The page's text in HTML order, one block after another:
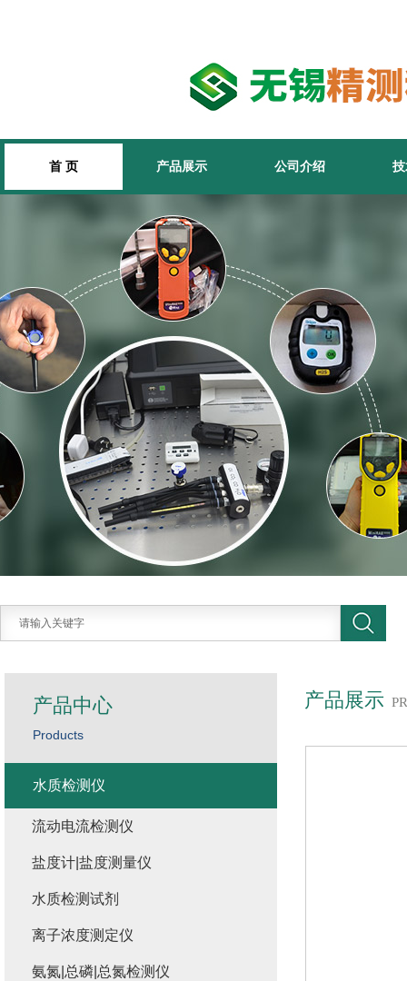
首 页 产品展示 公司介绍
产品展示
产品中心
Products
水质检测仪
流动电流检测仪
盐度计|盐度测量仪
水质检测试剂
离子浓度测定仪
氨氮|总磷|总氮检测仪